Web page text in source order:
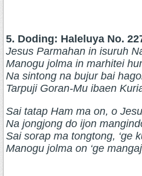
5. Doding: Haleluya No.
Jesus Parmahan in isuruh
Manogu jolma in marhitei
Na sintong na bujur bai
Tarpuji Goran-Mu ibaen
Sai tatap Ham ma on, o
Na jongjong do ijon
Sai sorap ma tongtong, ‘ge
Manogu jolma on ‘ge